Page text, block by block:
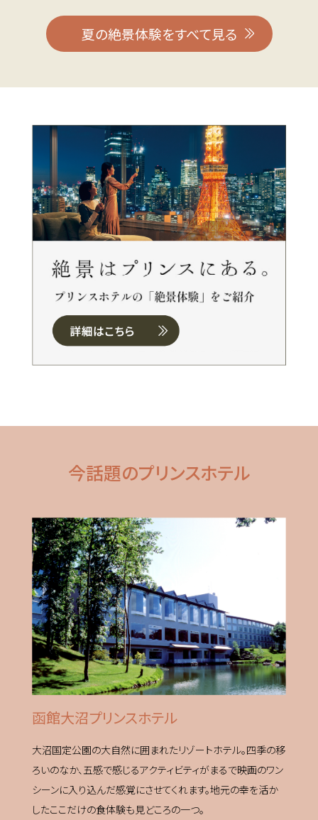
夏の絶景体験をすべて見る
今話題のプリンスホテル
函館大沼プリンスホテル
大沼国定公園の大自然に囲まれたリゾートホテル。四季の移
ろいのなか、五感で感じるアクティビティがまるで映画のワン
シーンに入り込んだ感覚にさせてくれます。地元の幸を活か
したここだけの食体験も見どころの一つ。